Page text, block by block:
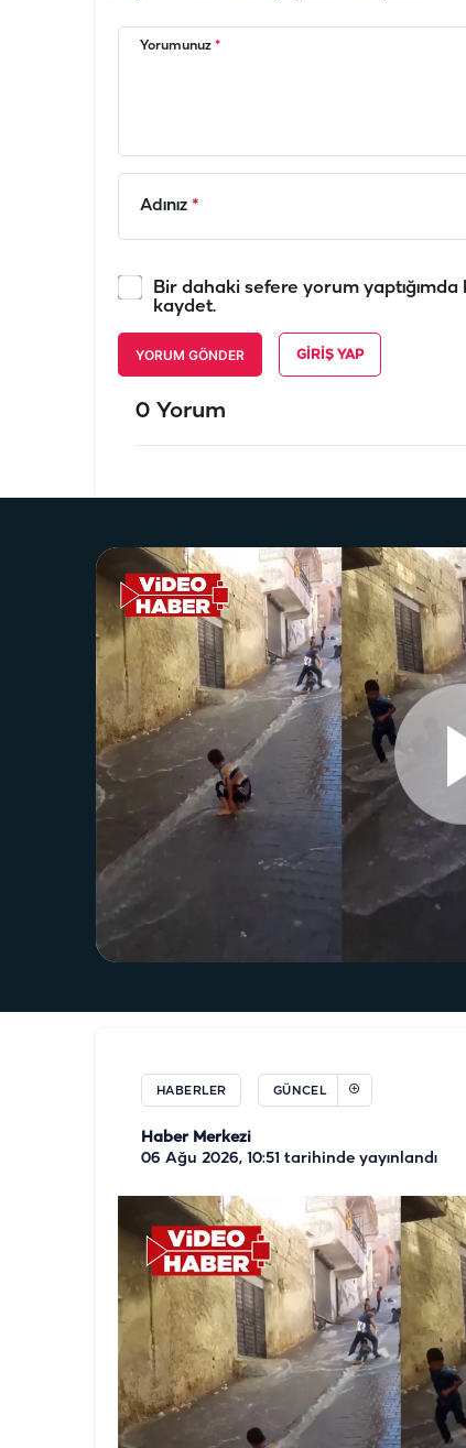
Yorumunuz *
Adınız *
Bir dahaki sefere yorum yaptığımda
kaydet.
YORUM GÖNDER GIRIŞ YAP
0 Yorum
HABERLER GÜNCEL
Haber Merkezi
06 Ağu 2026, 10:51 tarihinde yayınlandı